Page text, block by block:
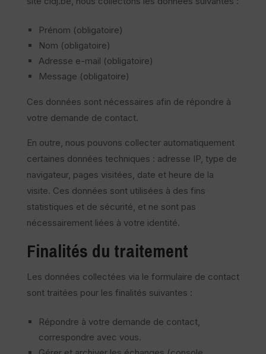
Prénom (obligatoire)
Nom (obligatoire)
Adresse e-mail (obligatoire)
Message (obligatoire)
Ces données sont nécessaires afin de répondre à
votre demande de contact.
En outre, nous pouvons collecter automatiquement
certaines données techniques : adresse IP, type de
navigateur, pages visitées, date et heure de la
visite. Ces données sont utilisées à des fins
statistiques et de sécurité, et ne sont pas
nécessairement liées à votre identité.
Finalités du traitement
Les données collectées via le formulaire de contact
sont traitées pour les finalités suivantes :
Répondre à votre demande de contact,
correspondre avec vous.